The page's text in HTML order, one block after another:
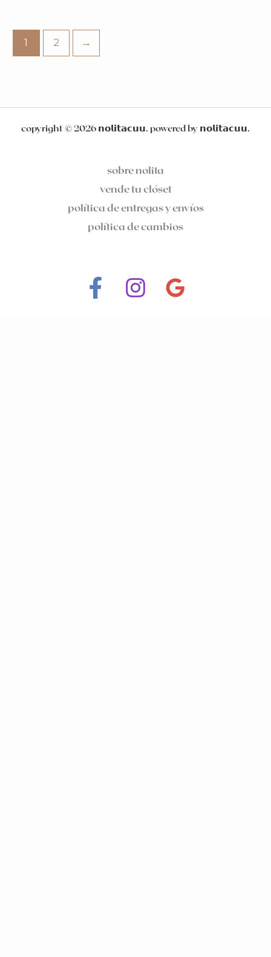
1 2 →
copyright © 2026 𝗻𝗼𝗹𝗶𝘁𝗮𝗰𝘂𝘂. powered by 𝗻𝗼𝗹𝗶𝘁𝗮𝗰𝘂𝘂.
sobre nolita
vende tu clóset
política de entregas y envíos
política de cambios